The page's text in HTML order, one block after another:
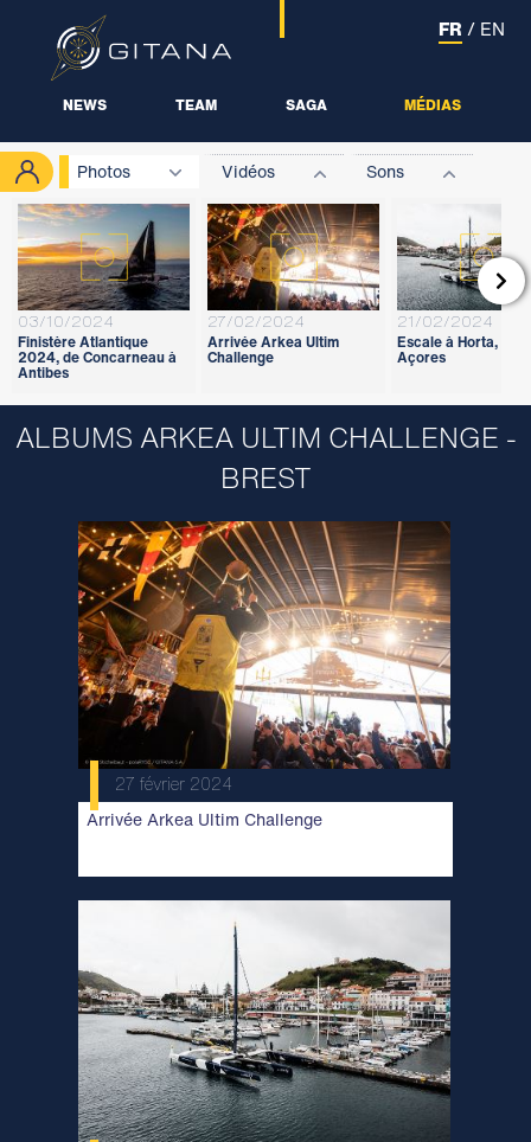
NEWS TEAM SAGA MÉDIAS
FR / EN
Photos Vidéos Sons
03/10/2024
Finistère Atlantique
2024, de Concarneau à
Antibes
27/02/2024
Arrivée Arkea Ultim
Challenge
21/02/2024
Escale à Horta, aux
Açores

ALBUMS ARKEA ULTIM CHALLENGE -
BREST
27 février 2024
Arrivée Arkea Ultim Challenge